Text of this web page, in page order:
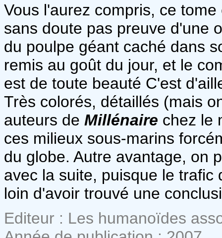
Vous l'aurez compris, ce
sans doute pas preuve d'une
du poulpe géant caché dans
remis au goût du jour, et le
est de toute beauté C'est
Très colorés, détaillés (mais
auteurs de Millénaire chez le
ces milieux sous-marins
du globe. Autre avantage, on
avec la suite, puisque le
loin d'avoir trouvé une
Editeur : Les humanoïdes